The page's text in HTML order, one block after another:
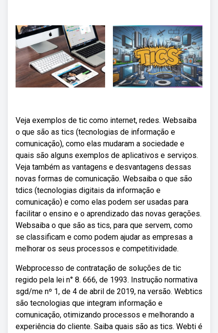
Veja exemplos de tic como internet, redes. Websaiba
o que são as tics (tecnologias de informação e
comunicação), como elas mudaram a sociedade e
quais são alguns exemplos de aplicativos e serviços.
Veja também as vantagens e desvantagens dessas
novas formas de comunicação. Websaiba o que são
tdics (tecnologias digitais da informação e
comunicação) e como elas podem ser usadas para
facilitar o ensino e o aprendizado das novas gerações.
Websaiba o que são as tics, para que servem, como
se classificam e como podem ajudar as empresas a
melhorar os seus processos e competitividade.
Webprocesso de contratação de soluções de tic
regido pela lei n° 8. 666, de 1993. Instrução normativa
sgd/me nº 1, de 4 de abril de 2019, na versão. Webtics
são tecnologias que integram informação e
comunicação, otimizando processos e melhorando a
experiência do cliente. Saiba quais são as tics. Webti é